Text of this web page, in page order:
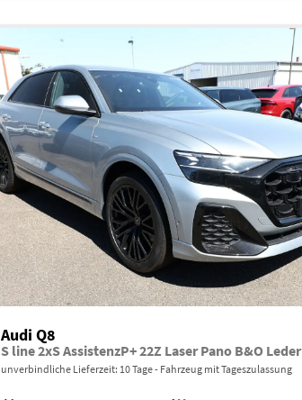
Audi Q8
S line 2xS AssistenzP+ 22Z Laser Pano B&O Leder
unverbindliche Lieferzeit: 10 Tage Fahrzeug mit Tageszulassung